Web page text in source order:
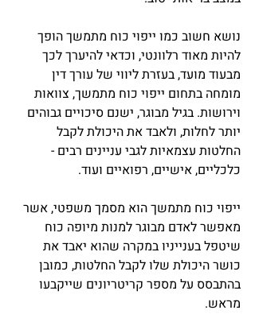
נושא חשוב כמו ייפוי כוח מתמשך הופך
להיות מאוד רלוונטי, וכדאי להיערך לכך
מבעוד מועד, בעזרת ליווי של עורך דין
מומחה בתחום ייפוי כוח מתמשך, צוואות
וירושות. בגיל מבוגר, ישנם סיכויים גבוהים
יותר לחלות, ולאבד את היכולת לקבל
החלטות עצמאיות לגבי עניינים רבים -
כלכליים, אישיים, רפואיים ועוד.
ייפוי כוח מתמשך הוא מסמך משפטי, אשר
מאפשר לאדם מבוגר למנות מיופה כוח
שיטפל בענייניו במקרה שהוא יאבד את
כושר היכולת שלו לקבל החלטות, כמובן
בהתבסס על מספר קריטריונים שייקבעו
מראש.